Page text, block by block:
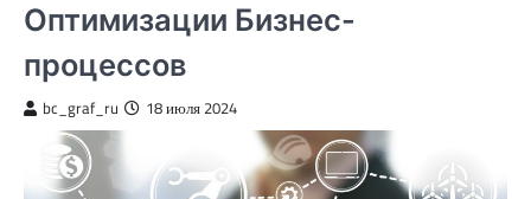
Оптимизации Бизнес-
процессов
bc_graf_ru 18 июля 2024